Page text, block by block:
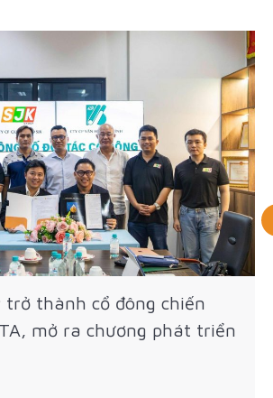
trở thành cổ đông chiến
mở ra chương phát triển